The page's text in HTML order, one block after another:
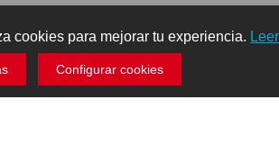
cookies para mejorar tu experiencia.
Configurar cookies